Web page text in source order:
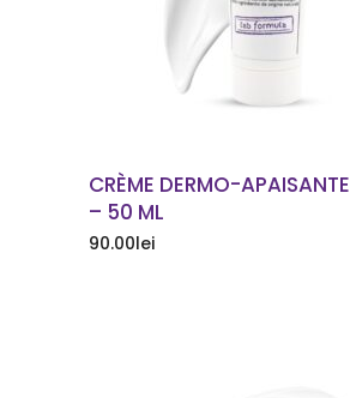
CRÈME DERMO-APAISANTE
– 50 ML
90.00lei